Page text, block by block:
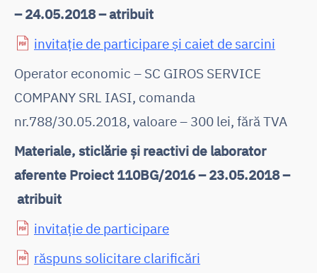
– 24.05.2018 – atribuit
invitație de participare și caiet de sarcini
Operator economic – SC GIROS SERVICE
COMPANY SRL IASI, comanda
nr.788/30.05.2018, valoare – 300 lei, fără TVA
Materiale, sticlărie și reactivi de laborator
aferente Proiect 110BG/2016 – 23.05.2018 –
atribuit
invitație de participare
răspuns solicitare clarificări